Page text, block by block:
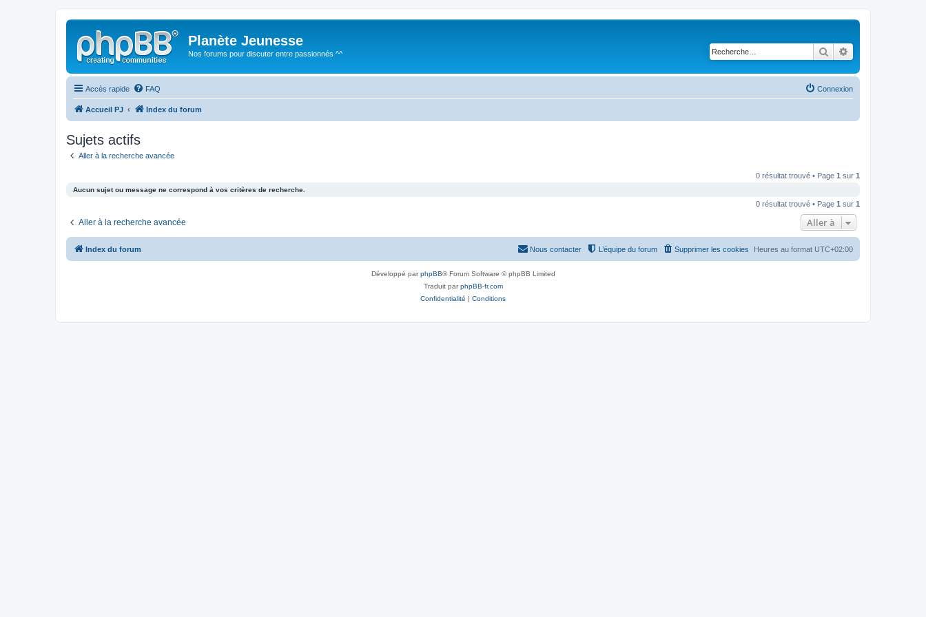
Planète Jeunesse
Nos forums pour discuter entre passionnés ^^ Rechercher
Accès rapide FAQ Connexion
Accueil PJ Index du forum
Sujets actifs
Aller à la recherche avancée
0 résultat trouvé • Page 1 sur 1
Aucun sujet ou message ne correspond à vos critères de recherche.
0 résultat trouvé • Page 1 sur 1
Aller à la recherche avancée Aller à
Index du forum Heures au format UTC+02:00
Supprimer les cookies
L’équipe du forum
Nous contacter
Développé parphpBB® Forum Software © phpBB Limited
Traduit parphpBB-fr.com
Confidentialité | Conditions